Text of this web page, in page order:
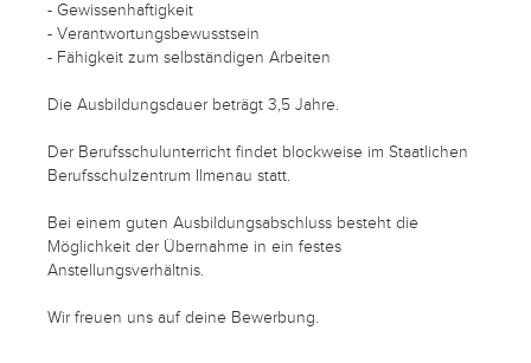
- Gewissenhaftigkeit
- Verantwortungsbewusstsein
- Fähigkeit zum selbständigen Arbeiten
Die Ausbildungsdauer beträgt 3,5 Jahre.
Der Berufsschulunterricht findet blockweise im Staatlichen
Berufsschulzentrum Ilmenau statt.
Bei einem guten Ausbildungsabschluss besteht die
Möglichkeit der Übernahme in ein festes
Anstellungsverhältnis.
Wir freuen uns auf deine Bewerbung.